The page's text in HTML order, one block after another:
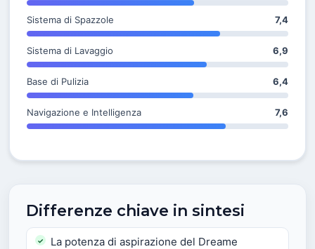
Sistema di Spazzole 7,4
Sistema di Lavaggio 6,9
Base di Pulizia 6,4
Navigazione e Intelligenza 7,6
Differenze chiave in sintesi
La potenza di aspirazione del Dreame